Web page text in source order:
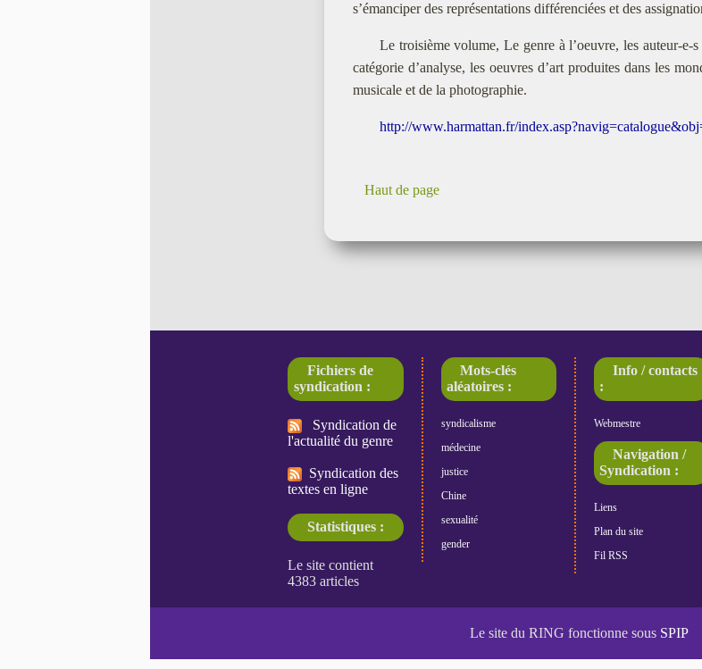
s’émanciper des représentations différenciées et des
Le troisième volume, Le genre à l’oeuvre, les auteur-e-
catégorie d’analyse, les oeuvres d’art produites dans les
musicale et de la photographie.
http://www.harmattan.fr/
Haut de page
Fichiers de
syndication :
Syndication de
l'actualité du genre
Syndication des
textes en ligne
Statistiques :
Mots-clés
aléatoires :
syndicalisme
médecine
justice
Chine
sexualité
gender
Info / contacts
:
Webmestre
Navigation /
Syndication :
Liens
Plan du site
Fil RSS
Le site du RING fonctionne sous SPIP